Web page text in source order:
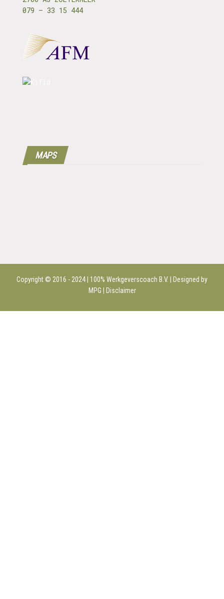
079 – 33 15 444
MAPS
Copyright © 2016 - 2024 | 100% Werkgeverscoach B.V. | Designed by
MPG |
Disclaimer